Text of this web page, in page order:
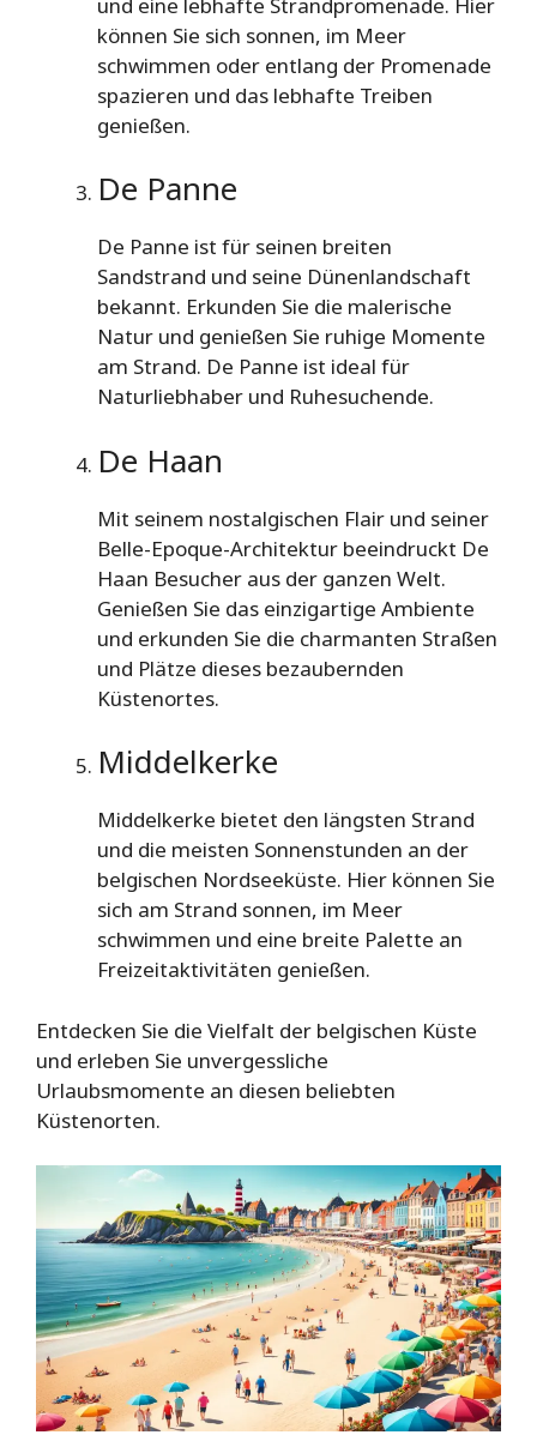
können Sie sich sonnen, im Meer
schwimmen oder entlang der Promenade
spazieren und das lebhafte Treiben
genießen.
De Panne
De Panne ist für seinen breiten
Sandstrand und seine Dünenlandschaft
bekannt. Erkunden Sie die malerische
Natur und genießen Sie ruhige Momente
am Strand. De Panne ist ideal für
Naturliebhaber und Ruhesuchende.
De Haan
Mit seinem nostalgischen Flair und seiner
Belle-Epoque-Architektur beeindruckt De
Haan Besucher aus der ganzen Welt.
Genießen Sie das einzigartige Ambiente
und erkunden Sie die charmanten Straßen
und Plätze dieses bezaubernden
Küstenortes.
Middelkerke
Middelkerke bietet den längsten Strand
und die meisten Sonnenstunden an der
belgischen Nordseeküste. Hier können Sie
sich am Strand sonnen, im Meer
schwimmen und eine breite Palette an
Freizeitaktivitäten genießen.
Entdecken Sie die Vielfalt der belgischen Küste
und erleben Sie unvergessliche
Urlaubsmomente an diesen beliebten
Küstenorten.